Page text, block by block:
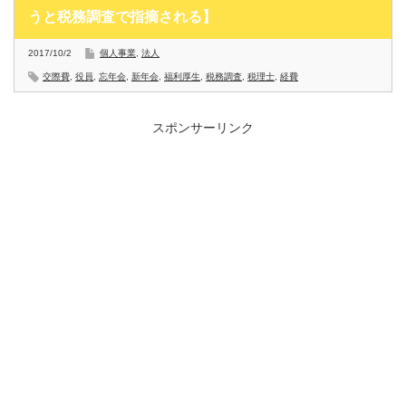
うと税務調査で指摘される】
2017/10/2 個人事業 法人
交際費 役員 忘年会 新年会 福利厚生 税務調査 税理士 経費
スポンサーリンク